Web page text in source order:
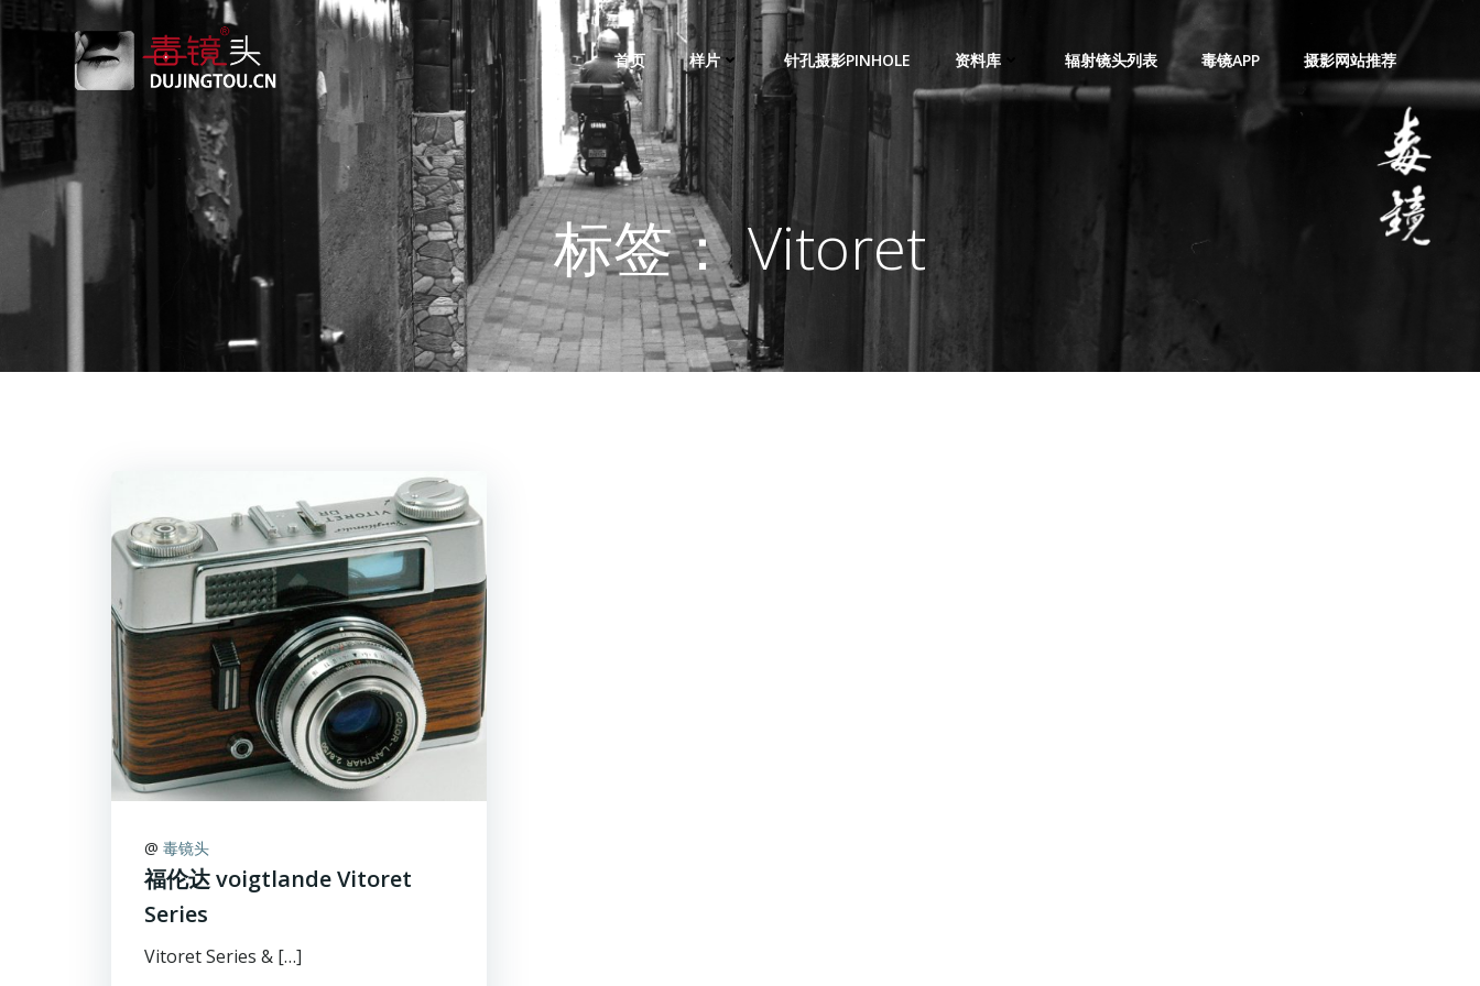
内
容
首页 样片 针孔摄影PINHOLE 资料库 辐射镜头列表 毒镜APP 摄影网站推荐
标签： Vitoret
@ 毒镜头
福伦达 voigtlande Vitoret
Series
Vitoret Series & […]